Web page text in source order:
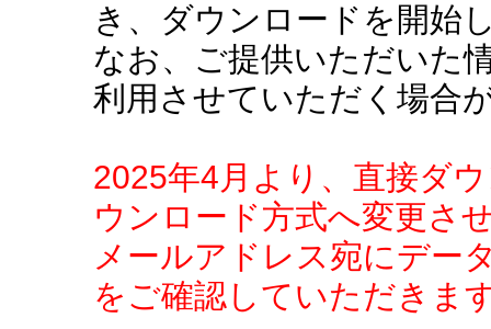
き、ダウンロードを開始
なお、ご提供いただいた
利用させていただく場合
2025年4月より、直接ダ
ウンロード方式へ変更さ
メールアドレス宛にデー
をご確認していただきま